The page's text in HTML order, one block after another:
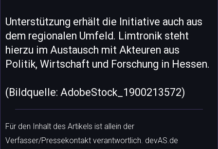
Unterstützung erhält die Initiative auch aus
dem regionalen Umfeld. Limtronik steht
hierzu im Austausch mit Akteuren aus
Politik, Wirtschaft und Forschung in Hessen.
(Bildquelle: AdobeStock_1900213572)
Für den Inhalt des Artikels ist allein der
Verfasser/Pressekontakt verantwortlich. devAS.de